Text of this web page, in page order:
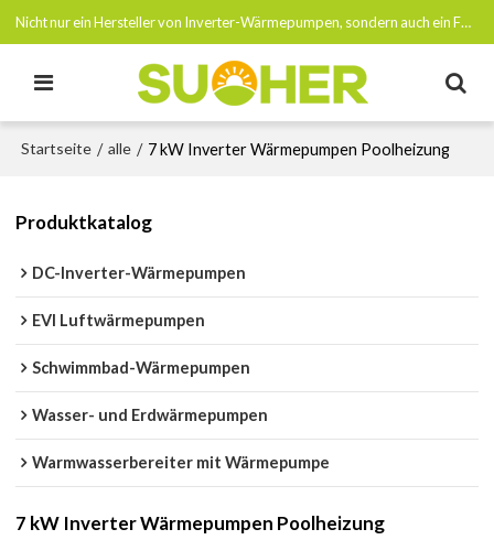
Nicht nur ein Hersteller von Inverter-Wärmepumpen, sondern auch ein Förderer von Netto-Null-Emissionen bis 2050
Startseite / alle / 7 kW Inverter Wärmepumpen Poolheizung
Produktkatalog
DC-Inverter-Wärmepumpen
EVI Luftwärmepumpen
Schwimmbad-Wärmepumpen
Wasser- und Erdwärmepumpen
Warmwasserbereiter mit Wärmepumpe
7 kW Inverter Wärmepumpen Poolheizung